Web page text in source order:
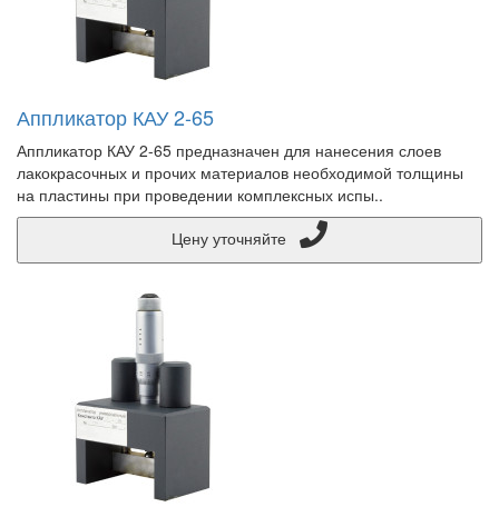
Аппликатор КАУ 2-65
Аппликатор КАУ 2-65 предназначен для нанесения слоев
лакокрасочных и прочих материалов необходимой толщины
на пластины при проведении комплексных испы..